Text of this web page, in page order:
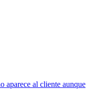
aparece al cliente aunque